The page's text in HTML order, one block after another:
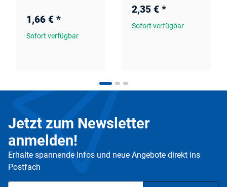
1,66 € *
Sofort verfügbar
2,35 € *
Sofort verfügbar
Jetzt zum Newsletter
anmelden!
Erhalte spannende Infos und neue Angebote direkt ins
Postfach